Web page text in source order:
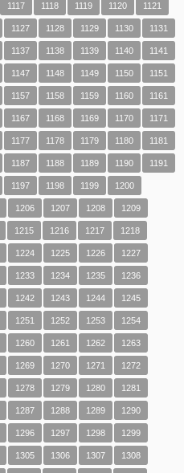
1117 1118 1119 1120 1121
1127 1128 1129 1130 1131
1137 1138 1139 1140 1141
1147 1148 1149 1150 1151
1157 1158 1159 1160 1161
1167 1168 1169 1170 1171
1177 1178 1179 1180 1181
1187 1188 1189 1190 1191
1197 1198 1199 1200
1206 1207 1208 1209
1215 1216 1217 1218
1224 1225 1226 1227
1233 1234 1235 1236
1242 1243 1244 1245
1251 1252 1253 1254
1260 1261 1262 1263
1269 1270 1271 1272
1278 1279 1280 1281
1287 1288 1289 1290
1296 1297 1298 1299
1305 1306 1307 1308